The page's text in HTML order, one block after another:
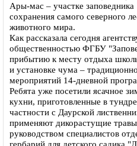
Ары-мас – участке
сохранения самого северного
животного мира.
Как рассказала сегодня
общественностью ФГБУ
прибытию к месту отдыха
и установке чума –
мероприятий 14-дневной
Ребята уже посетили ясачное
кухни, приготовленные в
частности с Даурской
применяют дикорастущие
руководством специалистов
гербарий для детского садика